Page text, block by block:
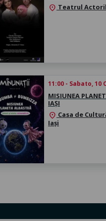
location_on Teatrul
11:00 - Sabato, 10
MISIUNEA
IAȘI
location_on Casa de
Iași